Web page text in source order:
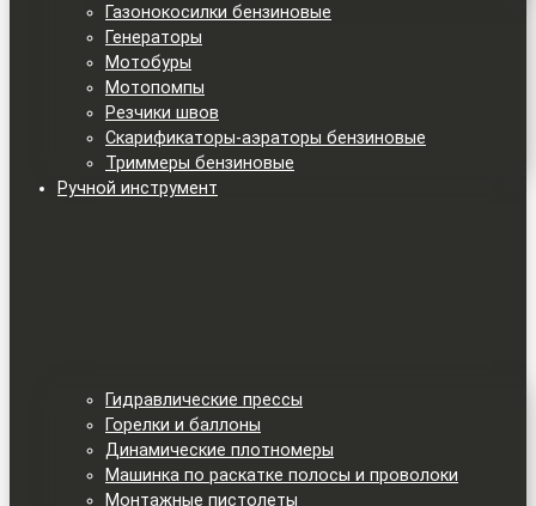
Газонокосилки бензиновые
Генераторы
Мотобуры
Мотопомпы
Резчики швов
Скарификаторы-аэраторы бензиновые
Триммеры бензиновые
Ручной инструмент
Гидравлические прессы
Горелки и баллоны
Динамические плотномеры
Машинка по раскатке полосы и проволоки
Монтажные пистолеты